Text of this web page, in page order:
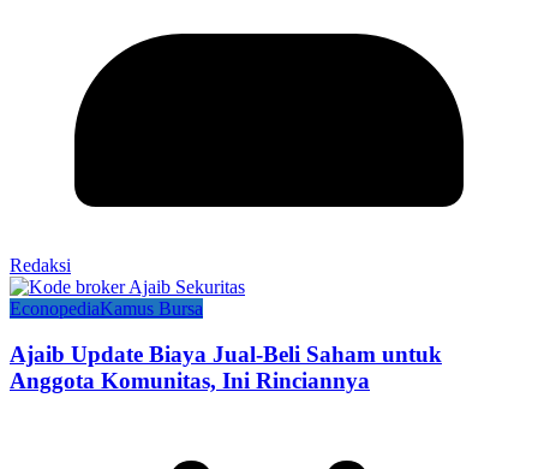
Redaksi
EconopediaKamus Bursa
Ajaib Update Biaya Jual-Beli Saham untuk
Anggota Komunitas, Ini Rinciannya